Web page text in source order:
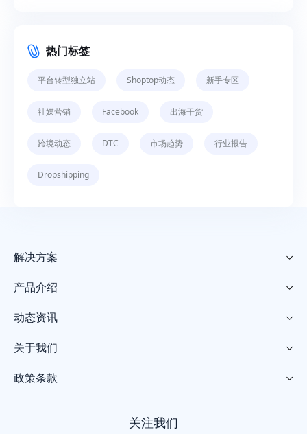
热门标签
平台转型独立站 Shoptop动态 新手专区
社媒营销 Facebook 出海干货
跨境动态 DTC 市场趋势 行业报告
Dropshipping
解决方案 
产品介绍 
动态资讯 
关于我们 
政策条款 
关注我们